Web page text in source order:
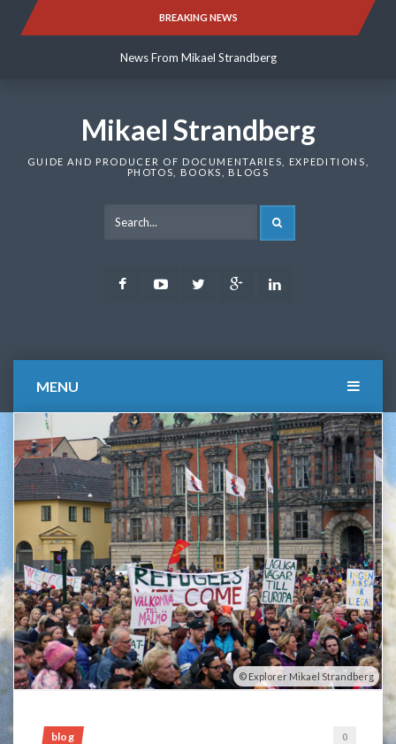
BREAKING NEWS
News From Mikael Strandberg
News From Mikael Strandberg
Mikael Strandberg
GUIDE AND PRODUCER OF DOCUMENTARIES, EXPEDITIONS,
PHOTOS, BOOKS, BLOGS
FacebookYoutubeTwitter Google
MENU
Explorer Mikael Strandberg
blog 0